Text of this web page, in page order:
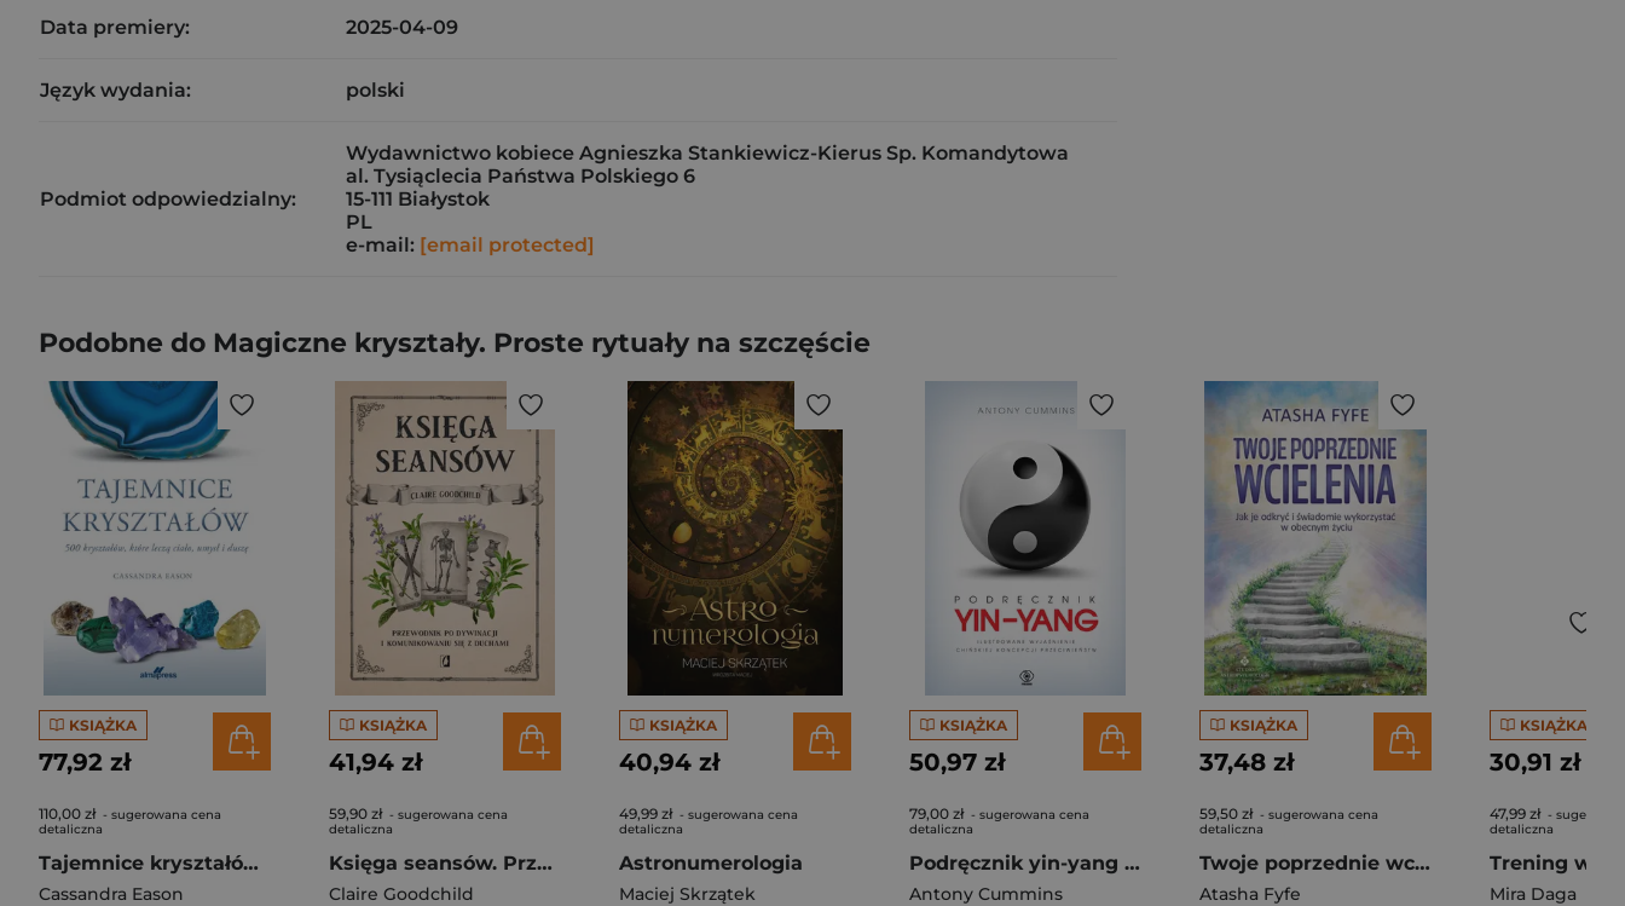
Data premiery: 2025-04-09
Język wydania: polski
Podmiot odpowiedzialny:
Wydawnictwo kobiece Agnieszka Stankiewicz-Kierus Sp. Komandytowa
al. Tysiąclecia Państwa Polskiego 6
15-111 Białystok
PL
e-mail: [email protected]
Podobne do Magiczne kryształy. Proste rytuały na szczęście
KSIĄŻKA
77,92 zł
110,00 zł - sugerowana cena
detaliczna
Tajemnice kryształów 500 kryształów, które leczą ciało, umysł i duszę
Cassandra Eason
KSIĄŻKA
41,94 zł
59,90 zł - sugerowana cena
detaliczna
Księga seansów. Przewodnik po dywinacji i komunikowaniu się z duchami
Claire Goodchild
KSIĄŻKA
40,94 zł
49,99 zł - sugerowana cena
detaliczna
Astronumerologia
Maciej Skrzątek
KSIĄŻKA
50,97 zł
79,00 zł - sugerowana cena
detaliczna
Podręcznik yin-yang Ilustrowane wyjaśnienie chińskiej koncepcji przeciwieństw
Antony Cummins
KSIĄŻKA
37,48 zł
59,50 zł - sugerowana cena
detaliczna
Twoje poprzednie wcielenia
Atasha Fyfe
KSIĄŻKA
30,91 zł
47,99 zł -
detaliczna
Mira Daga